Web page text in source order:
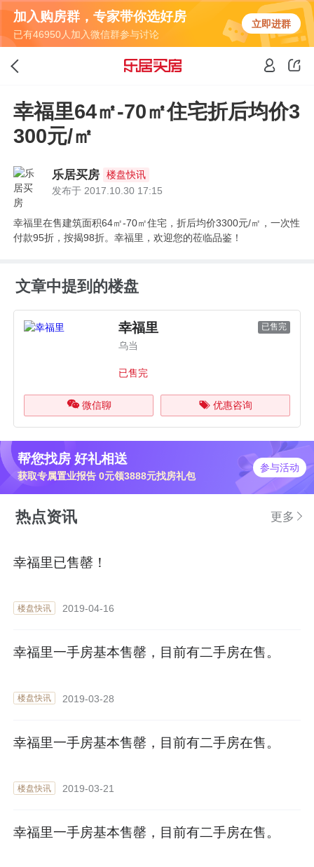
加入购房群，专家带你选好房
已有46950人加入微信群参与讨论
立即进群
幸福里64㎡-70㎡住宅折后均价3
300元/㎡
乐居买房
楼盘快讯
发布于 2017.10.30 17:15
幸福里在售建筑面积64㎡-70㎡住宅，折后均价3300元/㎡，一次性
付款95折，按揭98折。幸福里，欢迎您的莅临品鉴！
文章中提到的楼盘
幸福里 已售完
乌当
已售完
微信聊 优惠咨询
帮您找房 好礼相送
获取专属置业报告 0元领3888元找房礼包
参与活动
热点资讯 更多
幸福里已售罄！
楼盘快讯 2019-04-16
幸福里一手房基本售罄，目前有二手房在售。
楼盘快讯 2019-03-28
幸福里一手房基本售罄，目前有二手房在售。
楼盘快讯 2019-03-21
幸福里一手房基本售罄，目前有二手房在售。